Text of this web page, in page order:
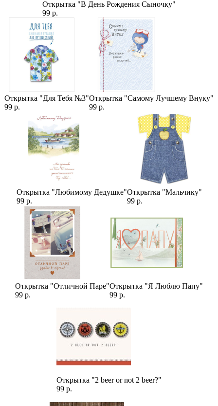
Букеты для детей,Букеты Хлопок Сухоцвет
хлопком,Букеты из сухоцветов,Букеты Гипсофил
,Сухоцветы
Открытка "В День Рождения Сыночку"
99 р.
Открытка "Для Тебя №3"
99 р.
Открытка "Самому Лучшему Внуку"
99 р.
Открытка "Любимому Дедушке"
99 р.
Открытка "Мальчику"
99 р.
Открытка "Отличной Паре"
99 р.
Открытка "Я Люблю Папу"
99 р.
Открытка "2 beer or not 2 beer?"
99 р.